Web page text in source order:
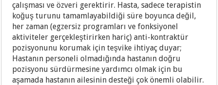
çalışması ve özveri gerektirir. Hasta, sadece terapistin
koğuş turunu tamamlayabildiği süre boyunca değil,
her zaman (egzersiz programları ve fonksiyonel
aktiviteler gerçekleştirirken hariç) anti-kontraktür
pozisyonunu korumak için teşvike ihtiyaç duyar;
Hastanın personeli olmadığında hastanın doğru
pozisyonu sürdürmesine yardımcı olmak için bu
aşamada hastanın ailesinin desteği çok önemli olabilir.